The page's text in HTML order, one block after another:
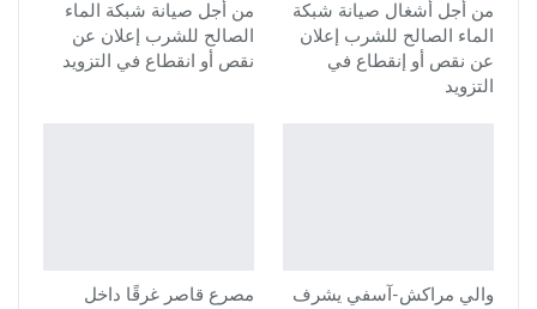
من أجل صيانة شبكة الماء
الصالح للشرب إعلان عن
نقص أو انقطاع في التزويد
من أجل أشغال صيانة شبكة
الماء الصالح للشرب إعلان
عن نقص أو إنقطاع في
التزويد
مصرع قاصر غرقًا داخل
والي مراكش-آسفي يشرف